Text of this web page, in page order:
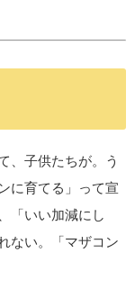
、子供たちが。う
に育てる」って宣
「いい加減にし
ない。「マザコン